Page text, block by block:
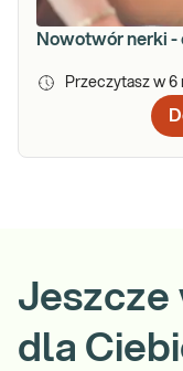
Nowotwór nerki
Przeczytasz w 6
Jeszcze
dla